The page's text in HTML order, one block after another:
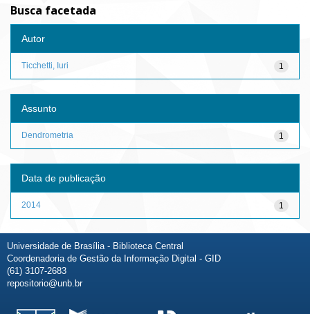
Busca facetada
Autor
1
Ticchetti, Iuri
Assunto
1
Dendrometria
Data de publicação
1
2014
Universidade de Brasília - Biblioteca Central
Coordenadoria de Gestão da Informação Digital - GID
(61) 3107-2683
repositorio@unb.br